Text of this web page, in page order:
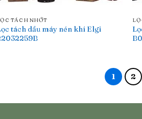
TÁCH NHỚT
tách dầu máy nén khí Elgi
1 2